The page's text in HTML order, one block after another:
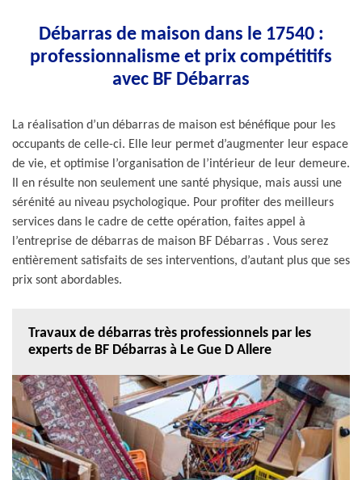
Débarras de maison dans le 17540 :
professionnalisme et prix compétitifs
avec BF Débarras
La réalisation d’un débarras de maison est bénéfique pour les
occupants de celle-ci. Elle leur permet d’augmenter leur espace
de vie, et optimise l’organisation de l’intérieur de leur demeure.
Il en résulte non seulement une santé physique, mais aussi une
sérénité au niveau psychologique. Pour profiter des meilleurs
services dans le cadre de cette opération, faites appel à
l’entreprise de débarras de maison BF Débarras . Vous serez
entièrement satisfaits de ses interventions, d’autant plus que ses
prix sont abordables.
Travaux de débarras très professionnels par les
experts de BF Débarras à Le Gue D Allere